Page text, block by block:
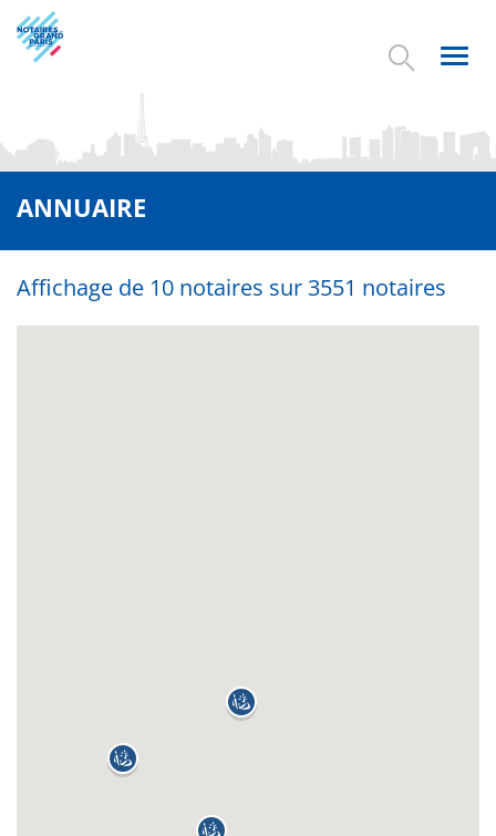
Aller
au
contenu
ANNUAIRE
Affichage de 10 notaires sur 3551 notaires